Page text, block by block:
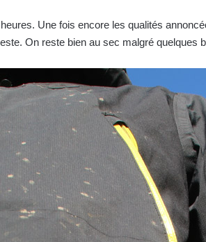
Une fois encore les qualités
On reste bien au sec malgré quelques